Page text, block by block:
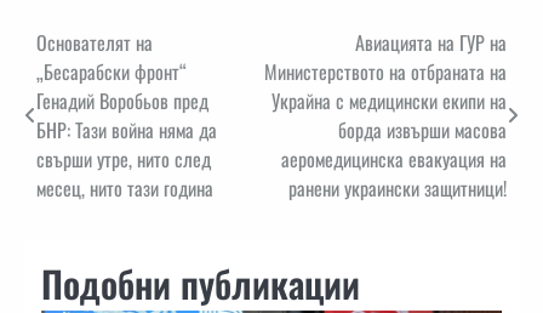
Навигация
Основателят на
„Бесарабски фронт“
Генадий Воробьов пред
БНР: Тази война няма да
свърши утре, нито след
месец, нито тази година
Авиацията на ГУР на
Министерството на отбраната на
Украйна с медицински екипи на
борда извърши масова
аеромедицинска евакуация на
ранени украински защитници!
Подобни публикации